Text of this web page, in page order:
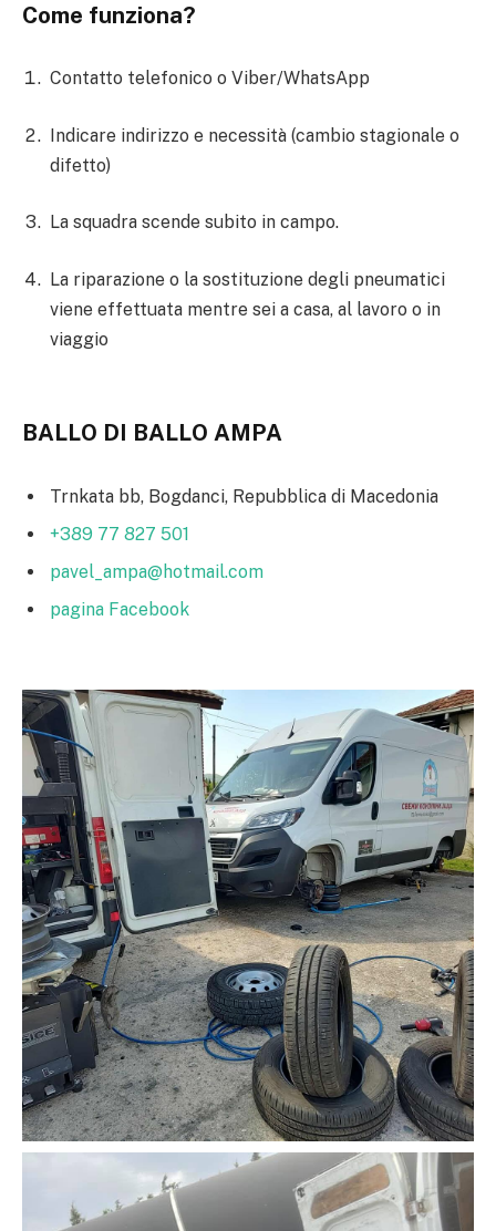
Come funziona?
Contatto telefonico o Viber/WhatsApp
Indicare indirizzo e necessità (cambio stagionale o
difetto)
La squadra scende subito in campo.
La riparazione o la sostituzione degli pneumatici
viene effettuata mentre sei a casa, al lavoro o in
viaggio
BALLO DI BALLO AMPA
Trnkata bb, Bogdanci, Repubblica di Macedonia
+389 77 827 501
pavel_ampa@hotmail.com
pagina Facebook